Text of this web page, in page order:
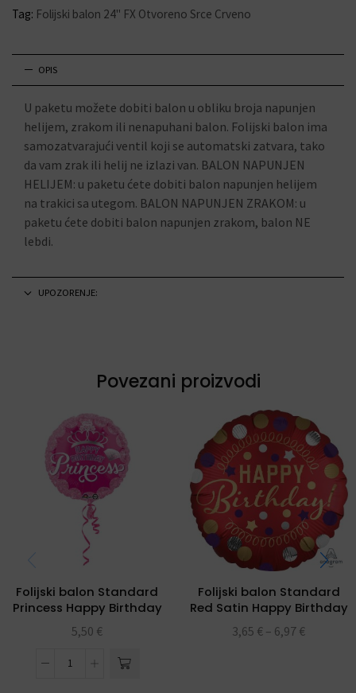
Tag: Folijski balon 24" FX Otvoreno Srce Crveno
OPIS
U paketu možete dobiti balon u obliku broja napunjen
helijem, zrakom ili nenapuhani balon. Folijski balon ima
samozatvarajući ventil koji se automatski zatvara, tako
da vam zrak ili helij ne izlazi van. BALON NAPUNJEN
HELIJEM: u paketu ćete dobiti balon napunjen helijem
na trakici sa utegom. BALON NAPUNJEN ZRAKOM: u
paketu ćete dobiti balon napunjen zrakom, balon NE
lebdi.
UPOZORENJE:
Povezani proizvodi
Folijski balon Standard
Princess Happy Birthday
5,50 €
Folijski balon Standard
Red Satin Happy Birthday
3,65 € – 6,97 €